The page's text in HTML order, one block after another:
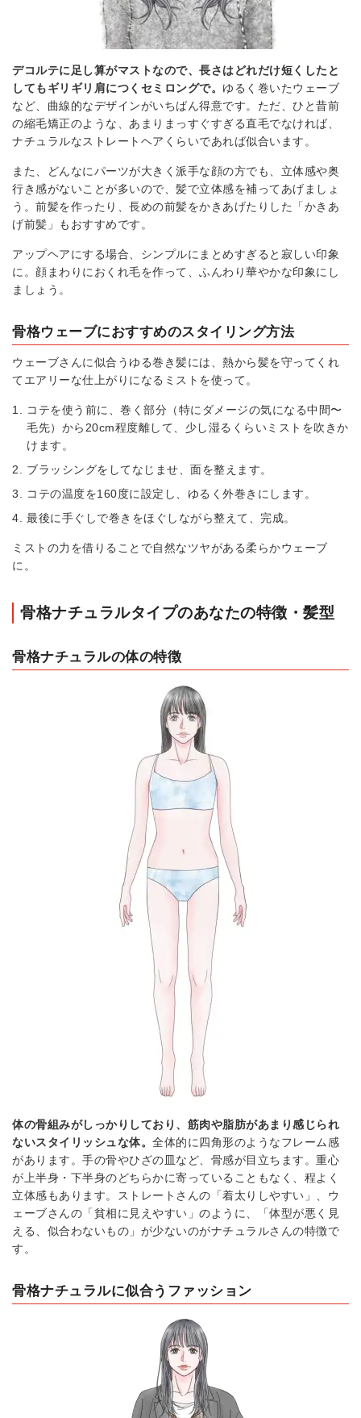
デコルテに足し算がマストなので、長さはどれだけ短くしたと
してもギリギリ肩につくセミロングで。 ゆるく巻いたウェーブ
など、曲線的なデザインがいちばん得意です。ただ、ひと昔前
の縮毛矯正のような、あまりまっすぐすぎる直毛でなければ、
ナチュラルなストレートヘアくらいであれば似合います。
また、どんなにパーツが大きく派手な顔の方でも、立体感や奥
行き感がないことが多いので、髪で立体感を補ってあげましょ
う。前髪を作ったり、長めの前髪をかきあげたりした「かきあ
げ前髪」もおすすめです。
アップヘアにする場合、シンプルにまとめすぎると寂しい印象
に。顔まわりにおくれ毛を作って、ふんわり華やかな印象にし
ましょう。
骨格ウェーブにおすすめのスタイリング方法
ウェーブさんに似合うゆる巻き髪には、熱から髪を守ってくれ
てエアリーな仕上がりになるミストを使って。
コテを使う前に、巻く部分（特にダメージの気になる中間〜
毛先）から20cm程度離して、少し湿るくらいミストを吹きか
けます。
ブラッシングをしてなじませ、面を整えます。
コテの温度を160度に設定し、ゆるく外巻きにします。
最後に手ぐしで巻きをほぐしながら整えて、完成。
ミストの力を借りることで自然なツヤがある柔らかウェーブ
に。
骨格ナチュラルタイプのあなたの特徴・髪型
骨格ナチュラルの体の特徴
体の骨組みがしっかりしており、筋肉や脂肪があまり感じられ
ないスタイリッシュな体。 全体的に四角形のようなフレーム感
があります。手の骨やひざの皿など、骨感が目立ちます。重心
が上半身・下半身のどちらかに寄っていることもなく、程よく
立体感もあります。ストレートさんの「着太りしやすい」、ウ
ェーブさんの「貧相に見えやすい」のように、「体型が悪く見
える、似合わないもの」が少ないのがナチュラルさんの特徴で
す。
骨格ナチュラルに似合うファッション